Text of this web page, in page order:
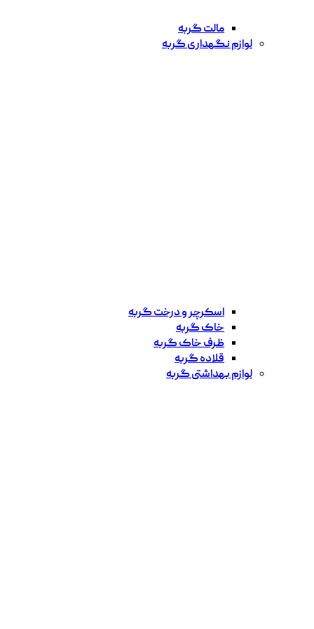
مالت گربه
لوازم نگهداری گربه
اسکرچر و درخت گربه
خاک گربه
ظرف خاک گربه
قلاده گربه
لوازم بهداشتی گربه